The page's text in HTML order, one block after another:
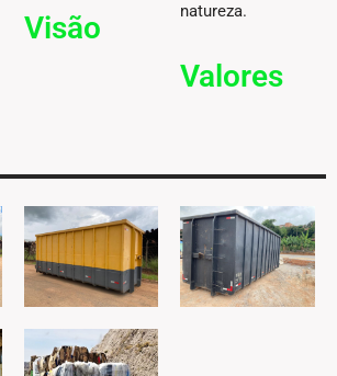
Visão
natureza.
Valores